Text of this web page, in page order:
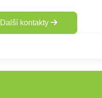
Další kontakty